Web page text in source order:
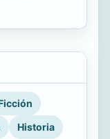
Historia